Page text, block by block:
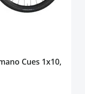
Cues 1x10,